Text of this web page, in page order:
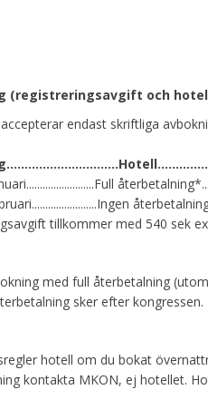
(registreringsavgift och
endast skriftliga
tillkommer med 540 sek
med full återbetalning
sker efter kongressen.
hotell om du bokat
kontakta MKON, ej hotellet.